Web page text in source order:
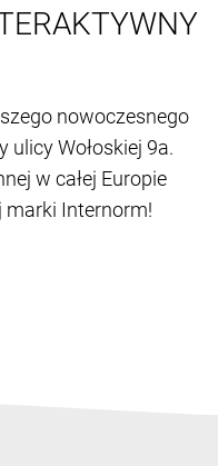
nowoczesnego
Wołoskiej 9a.
w całej Europie
Internorm!